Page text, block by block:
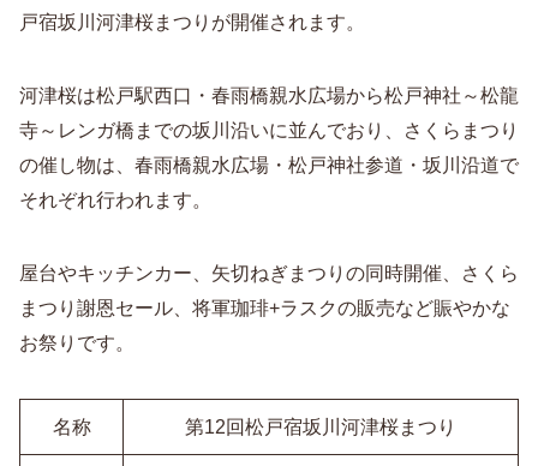
戸宿坂川河津桜まつりが開催されます。
河津桜は松戸駅西口・春雨橋親水広場から松戸神社～松龍
寺～レンガ橋までの坂川沿いに並んでおり、さくらまつり
の催し物は、春雨橋親水広場・松戸神社参道・坂川沿道で
それぞれ行われます。
屋台やキッチンカー、矢切ねぎまつりの同時開催、さくら
まつり謝恩セール、将軍珈琲+ラスクの販売など賑やかな
お祭りです。
名称 第12回松戸宿坂川河津桜まつり